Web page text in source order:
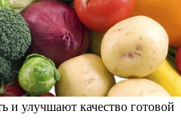
и улучшают качество готовой